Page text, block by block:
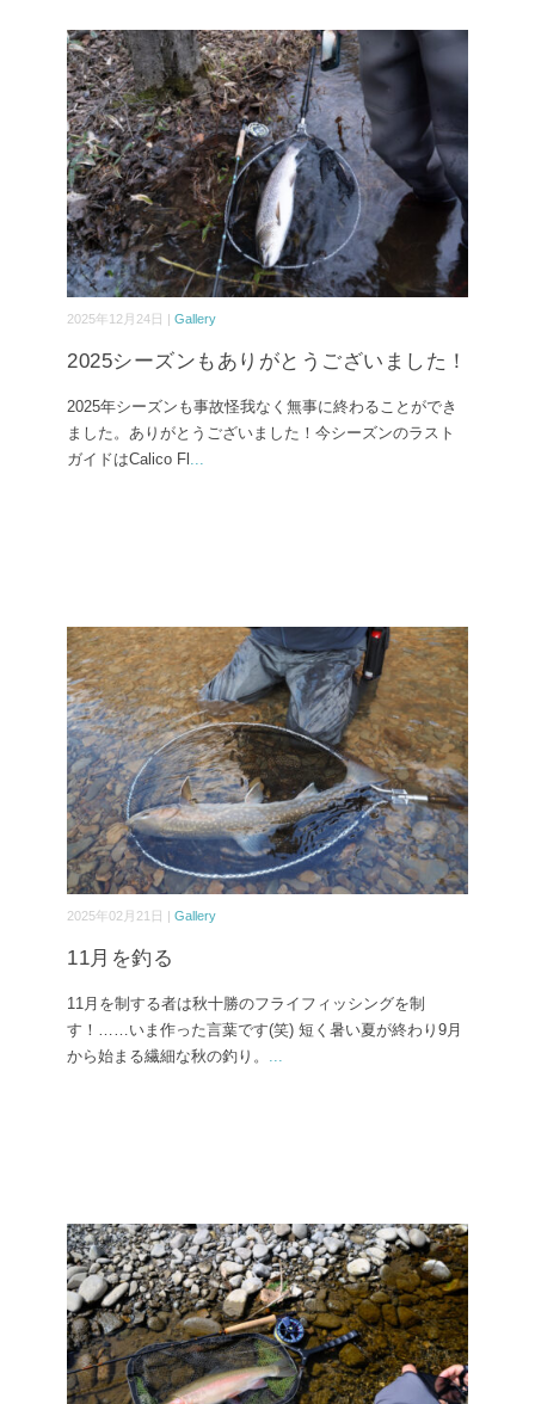
2025年12月24日 | Gallery
2025シーズンもありがとうございました！
2025年シーズンも事故怪我なく無事に終わることができ
ました。ありがとうございました！今シーズンのラスト
ガイドはCalico Fl
2025年02月21日 | Gallery
11月を釣る
11月を制する者は秋十勝のフライフィッシングを制
す！……いま作った言葉です(笑) 短く暑い夏が終わり9月
から始まる繊細な秋の釣り。